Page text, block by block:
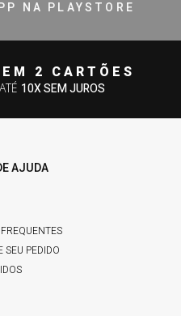
NA PLAYSTORE
2 CARTÕES
10X SEM JUROS
AJUDA
PEDIDO